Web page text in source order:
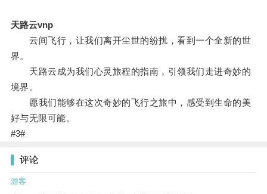
天路云vnp
云间飞行，让我们离开尘世的纷扰，看到一个全新的世
界。
天路云成为我们心灵旅程的指南，引领我们走进奇妙的
境界。
愿我们能够在这次奇妙的飞行之旅中，感受到生命的美
好与无限可能。
#3#
评论
游客